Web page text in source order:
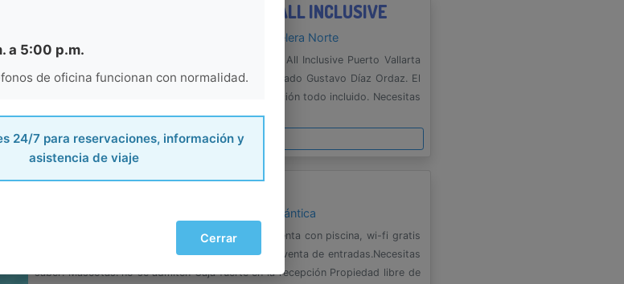
CROWN PARADISE CLUB RESORT ALL INCLUSIVE
Puerto Vallarta-Zona Hotelera Norte
Ubicado en Playa de Oro, el Crown Paradise Club All Inclusive Puerto Vallarta
está a 3,5 km del Aeropuerto Internacional Licenciado Gustavo Díaz Ordaz. El
resort ofrece piscinas, parque acuático y alimentación todo incluido. Necesitas
saber: El servi...Ver más...
Ver habitaciones
HOTEL ELOISA
Puerto Vallarta-Zona Romántica
Hotel Eloisa está localizado en Puerto Vallarta. Cuenta con piscina, wi-fi gratis
en zonas comunes y recepción 24 hrs, además de venta de entradas.Necesitas
saber: Mascotas: no se admiten Caja fuerte en la recepción Propiedad libre de
a 5:00 p.m.
de oficina funcionan con normalidad.
24/7 para reservaciones, información y
asistencia de viaje
Cerrar